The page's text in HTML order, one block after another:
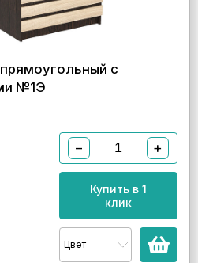
с
№1Э
− +
Купить в 1
клик
Цвет